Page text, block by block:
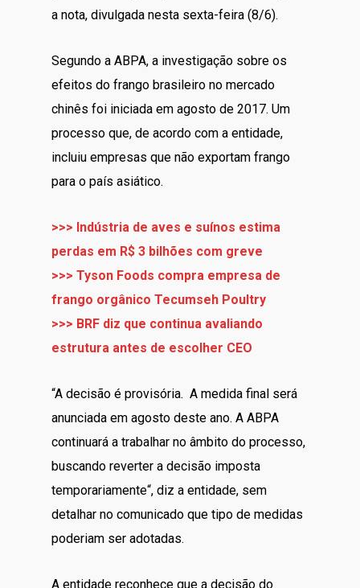
a nota, divulgada nesta sexta-feira (8/6).
Segundo a ABPA, a investigação sobre os
efeitos do frango brasileiro no mercado
chinês foi iniciada em agosto de 2017. Um
processo que, de acordo com a entidade,
incluiu empresas que não exportam frango
para o país asiático.
>>> Indústria de aves e suínos estima
perdas em R$ 3 bilhões com greve
>>> Tyson Foods compra empresa de
frango orgânico Tecumseh Poultry
>>> BRF diz que continua avaliando
estrutura antes de escolher CEO
“A decisão é provisória. A medida final será
anunciada em agosto deste ano. A ABPA
continuará a trabalhar no âmbito do processo,
buscando reverter a decisão imposta
temporariamente“, diz a entidade, sem
detalhar no comunicado que tipo de medidas
poderiam ser adotadas.
A entidade reconhece que a decisão do